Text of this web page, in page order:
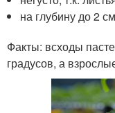
на глубину до 2
Факты: всходы
градусов, а